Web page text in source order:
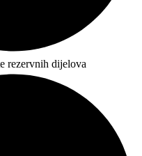
rezervnih dijelova